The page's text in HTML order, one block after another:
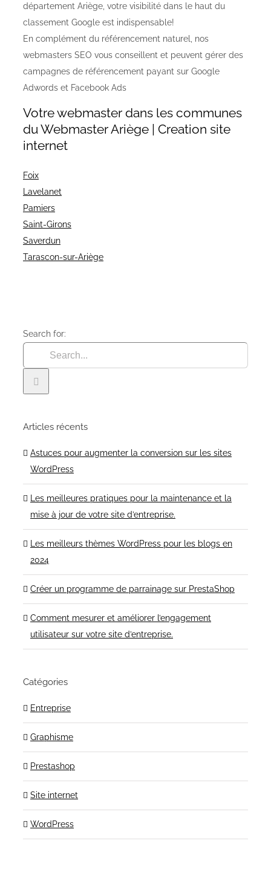
département Ariège, votre visibilité dans le haut du
classement Google est indispensable!
En complément du référencement naturel, nos
webmasters SEO vous conseillent et peuvent gérer des
campagnes de référencement payant sur Google
Adwords et Facebook Ads
Votre webmaster dans les communes
du Webmaster Ariège | Creation site
internet
Foix
Lavelanet
Pamiers
Saint-Girons
Saverdun
Tarascon-sur-Ariège
Search for:
Articles récents
Astuces pour augmenter la conversion sur les sites
WordPress
Les meilleures pratiques pour la maintenance et la
mise à jour de votre site d’entreprise.
Les meilleurs thèmes WordPress pour les blogs en
2024
Créer un programme de parrainage sur PrestaShop
Comment mesurer et améliorer l’engagement
utilisateur sur votre site d’entreprise.
Catégories
Entreprise
Graphisme
Prestashop
Site internet
WordPress